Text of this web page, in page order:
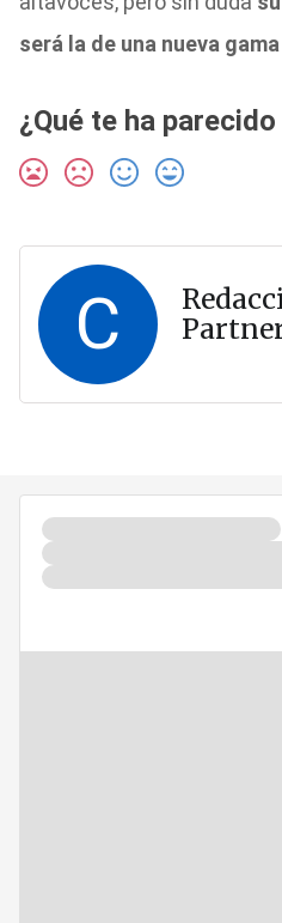
será la de una nueva
¿Qué te ha
C